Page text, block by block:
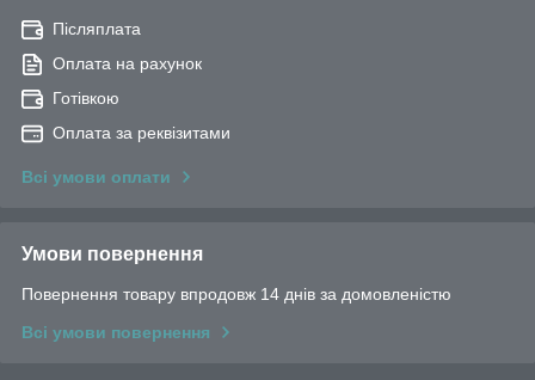
Післяплата
Оплата на рахунок
Готівкою
Оплата за реквізитами
Всі умови оплати
Умови повернення
Повернення товару впродовж 14 днів за домовленістю
Всі умови повернення